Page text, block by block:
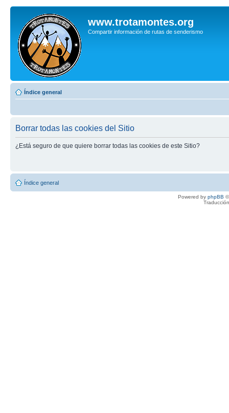
www.trotamontes.org
Compartir información de rutas de senderismo
Índice general
Borrar todas las cookies del Sitio
¿Está seguro de que quiere borrar todas las cookies de este Sitio?
Índice general
Powered by phpBB